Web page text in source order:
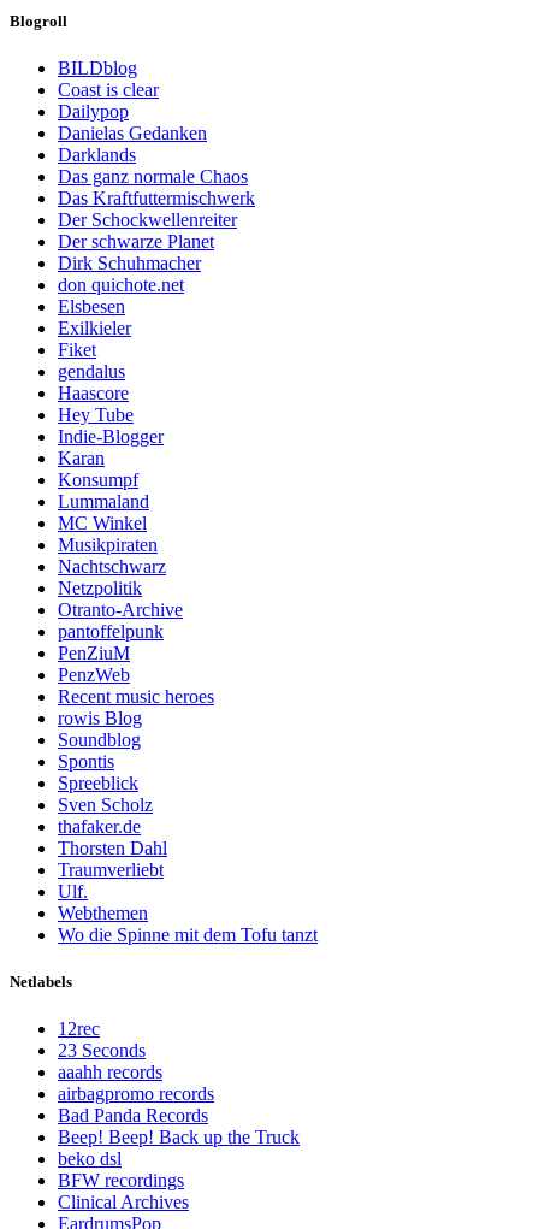
Blogroll
BILDblog
Coast is clear
Dailypop
Danielas Gedanken
Darklands
Das ganz normale Chaos
Das Kraftfuttermischwerk
Der Schockwellenreiter
Der schwarze Planet
Dirk Schuhmacher
don quichote.net
Elsbesen
Exilkieler
Fiket
gendalus
Haascore
Hey Tube
Indie-Blogger
Karan
Konsumpf
Lummaland
MC Winkel
Musikpiraten
Nachtschwarz
Netzpolitik
Otranto-Archive
pantoffelpunk
PenZiuM
PenzWeb
Recent music heroes
rowis Blog
Soundblog
Spontis
Spreeblick
Sven Scholz
thafaker.de
Thorsten Dahl
Traumverliebt
Ulf.
Webthemen
Wo die Spinne mit dem Tofu tanzt
Netlabels
12rec
23 Seconds
aaahh records
airbagpromo records
Bad Panda Records
Beep! Beep! Back up the Truck
beko dsl
BFW recordings
Clinical Archives
EardrumsPop